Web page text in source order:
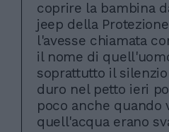
coprire la bambina
jeep della
l'avesse chiamata
il nome di
soprattutto il
duro nel petto ieri
poco anche quando
quell'acqua erano